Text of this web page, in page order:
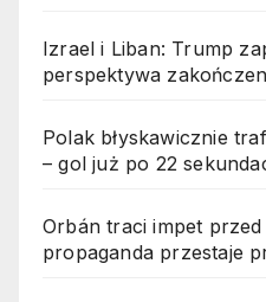
Izrael i Liban: Trump
perspektywa
Polak błyskawicznie
– gol już po 22
Orbán traci impet
propaganda przestaje